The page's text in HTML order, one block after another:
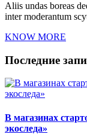
Aliis undas boreas
inter moderantum
KNOW MORE
Последние
В магазинах
экоследа»